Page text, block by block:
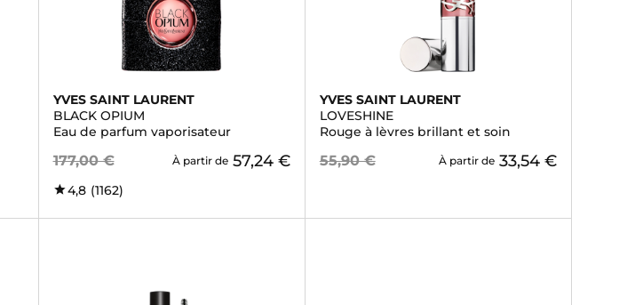
YVES SAINT LAURENT
BLACK OPIUM
Eau de parfum vaporisateur
177,00 € À partir de 57,24 €
4,8 (1162)
YVES SAINT LAURENT
LOVESHINE
Rouge à lèvres brillant et soin
55,90 € À partir de 33,54 €